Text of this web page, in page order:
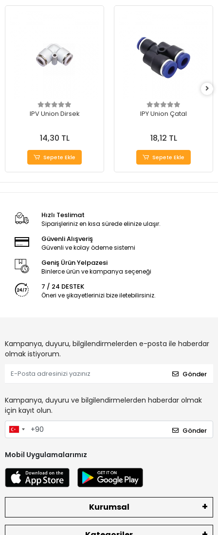
IPV Union Dirsek
14,30 TL
Sepete Ekle
IPY Union Çatal
18,12 TL
Sepete Ekle
Hızlı Teslimat
Siparişleriniz en kısa sürede elinize ulaşır.
Güvenli Alışveriş
Güvenli ve kolay ödeme sistemi
Geniş Ürün Yelpazesi
Binlerce ürün ve kampanya seçeneği
7 / 24 DESTEK
Öneri ve şikayetlerinizi bize iletebilirsiniz.
Kampanya, duyuru, bilgilendirmelerden e-posta ile haberdar
olmak istiyorum.
Gönder
Kampanya, duyuru ve bilgilendirmelerden haberdar olmak
için kayıt olun.
Gönder
Mobil Uygulamalarımız
Kurumsal